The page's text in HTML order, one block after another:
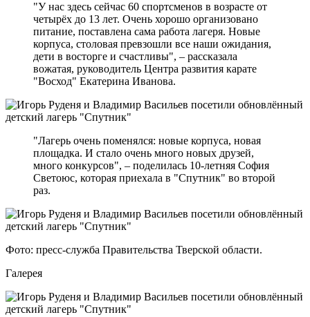
"У нас здесь сейчас 60 спортсменов в возрасте от
четырёх до 13 лет. Очень хорошо организовано
питание, поставлена сама работа лагеря. Новые
корпуса, столовая превзошли все наши ожидания,
дети в восторге и счастливы", – рассказала
вожатая, руководитель Центра развития карате
"Восход" Екатерина Иванова.
"Лагерь очень поменялся: новые корпуса, новая
площадка. И стало очень много новых друзей,
много конкурсов", – поделилась 10-летняя София
Светоюс, которая приехала в "Спутник" во второй
раз.
Фото: пресс-служба Правительства Тверской области.
Галерея